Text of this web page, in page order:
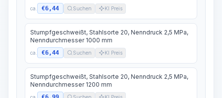
ca. €6,44 Suchen KI Preis
Stumpfgeschweißt, Stahlsorte 20, Nenndruck 2,5 MPa,
Nenndurchmesser 1000 mm
ca. €6,44 Suchen KI Preis
Stumpfgeschweißt, Stahlsorte 20, Nenndruck 2,5 MPa,
Nenndurchmesser 1200 mm
ca. Suchen KI Preis